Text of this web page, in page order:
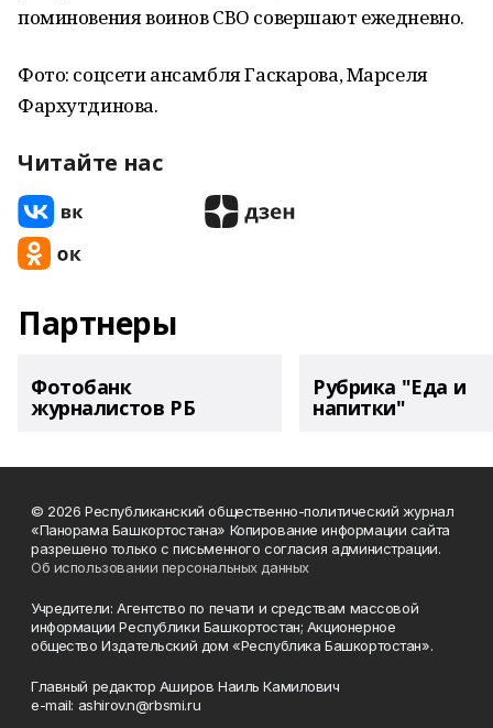
поминовения воинов СВО совершают ежедневно.
Фото: соцсети ансамбля Гаскарова, Марселя
Фархутдинова.
Читайте нас
Партнеры
Фотобанк
журналистов РБ
Рубрика "Еда и
напитки"
© 2026 Республиканский общественно-политический журнал
«Панорама Башкортостана» Копирование информации сайта
разрешено только с письменного согласия администрации.
Об использовании персональных данных
Учредители: Агентство по печати и средствам массовой
информации Республики Башкортостан; Акционерное
общество Издательский дом «Республика Башкортостан».
Главный редактор Аширов Наиль Камилович
e-mail: ashirov.n@rbsmi.ru